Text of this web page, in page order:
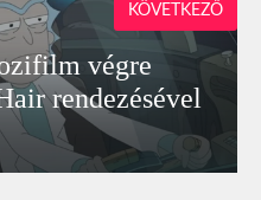
végre
rendezésével
KÖVETKEZŐ